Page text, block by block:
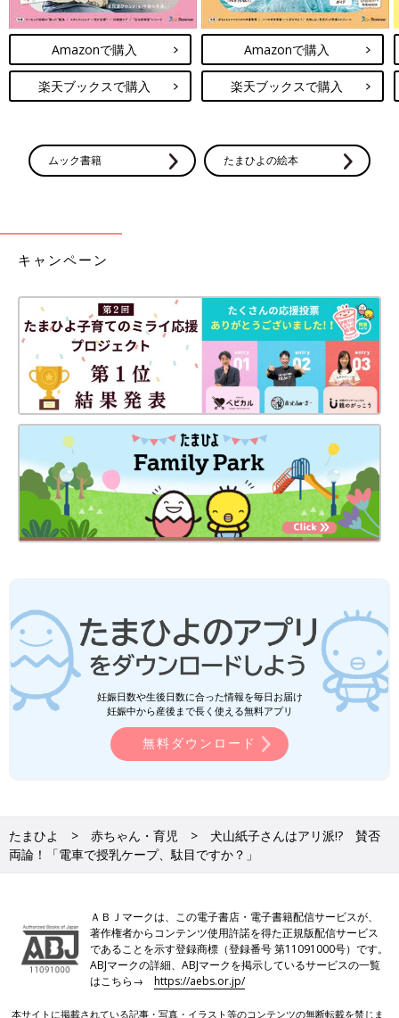
Amazonで購入
楽天ブックスで購入
Amazonで購入
楽天ブックスで購入
ムック書籍 たまひよの絵本
キャンペーン
妊娠日数や生後日数に合った情報を毎日お届け
妊娠中から産後まで長く使える無料アプリ
無料ダウンロード
たまひよ 赤ちゃん・育児
犬山紙子さんはアリ派!? 賛否
両論！「電車で授乳ケープ、駄目ですか？」
ＡＢＪマークは、この電子書店・電子書籍配信サービスが、
著作権者からコンテンツ使用許諾を得た正規版配信サービス
であることを示す登録商標（登録番号 第11091000号）です。
ABJマークの詳細、ABJマークを掲示しているサービスの一覧
はこちら→https://aebs.or.jp/
本サイトに掲載されている記事・写真・イラスト等のコンテンツの無断転載を禁じま